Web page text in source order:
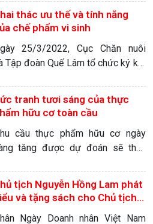
tọa đàm về nông nghiệp hữu
kinh tế nông nghiệp tuần hoàn
thác ưu thế và tính năng
chế phẩm vi sinh
25/3/2022, Cục Chăn nuôi
Tập đoàn Quế Lâm tổ chức ký kết
các mô hình chăn nuôi an toàn
học, bảo vệ môi trường, phát
bền vững. Đây được xem là sự
mở ra bước đột phá mới trong
triển chăn nuôi, đặc […]
tranh tươi sáng của thực
hữu cơ toàn cầu
cầu thực phẩm hữu cơ ngày
tăng được dự đoán sẽ thúc
cầu dự kiến tạo ra doanh thu
tỷ USD vào năm 2027. Phân
rau, củ, quả được kỳ vọng tăng
mạnh mẽ Theo báo cáo được
tịch Nguyễn Hồng Lam phát
và tặng sách cho Chủ tịch
nhân Ngày doanh nhân VN
Ngày Doanh nhân Việt Nam